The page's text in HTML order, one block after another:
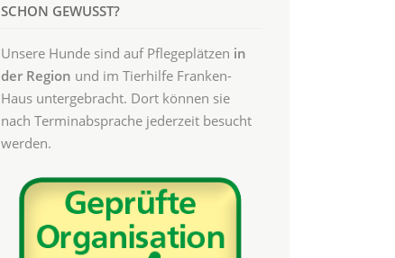
SCHON GEWUSST?
Unsere Hunde sind auf Pflegeplätzen in
der Region und im Tierhilfe Franken-
Haus untergebracht. Dort können sie
nach Terminabsprache jederzeit besucht
werden.